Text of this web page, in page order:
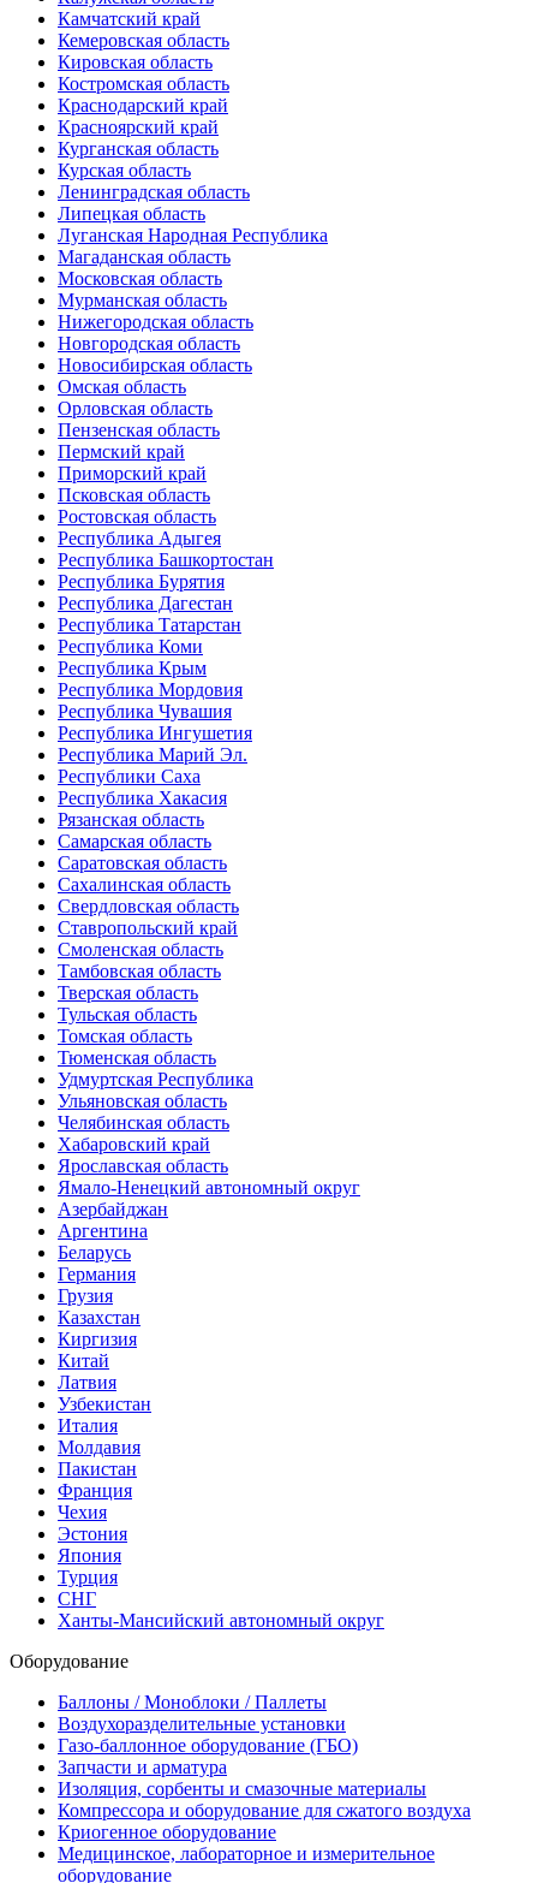
Камчатский край
Кемеровская область
Кировская область
Костромская область
Краснодарский край
Красноярский край
Курганская область
Курская область
Ленинградская область
Липецкая область
Луганская Народная Республика
Магаданская область
Московская область
Мурманская область
Нижегородская область
Новгородская область
Новосибирская область
Омская область
Орловская область
Пензенская область
Пермский край
Приморский край
Псковская область
Ростовская область
Республика Адыгея
Республика Башкортостан
Республика Бурятия
Республика Дагестан
Республика Татарстан
Республика Коми
Республика Крым
Республика Мордовия
Республика Чувашия
Республика Ингушетия
Республика Марий Эл.
Республики Саха
Республика Хакасия
Рязанская область
Самарская область
Саратовская область
Сахалинская область
Свердловская область
Ставропольский край
Смоленская область
Тамбовская область
Тверская область
Тульская область
Томская область
Тюменская область
Удмуртская Республика
Ульяновская область
Челябинская область
Хабаровский край
Ярославская область
Ямало-Ненецкий автономный округ
Азербайджан
Аргентина
Беларусь
Германия
Грузия
Казахстан
Киргизия
Китай
Латвия
Узбекистан
Италия
Молдавия
Пакистан
Франция
Чехия
Эстония
Япония
Турция
СНГ
Ханты-Мансийский автономный округ
Оборудование
Баллоны / Моноблоки / Паллеты
Воздухоразделительные установки
Газо-баллонное оборудование (ГБО)
Запчасти и арматура
Изоляция, сорбенты и смазочные материалы
Компрессора и оборудование для сжатого воздуха
Криогенное оборудование
Медицинское, лабораторное и измерительное
оборудование